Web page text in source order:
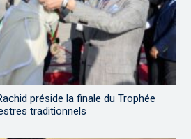
préside la finale du Trophée
traditionnels